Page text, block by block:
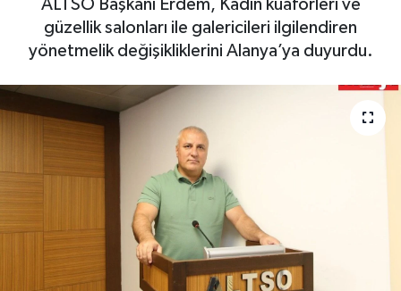
ALTSO Başkanı Erdem, Kadın kuaförleri ve
güzellik salonları ile galericileri ilgilendiren
yönetmelik değişikliklerini Alanya’ya duyurdu.
Gizlilik İlkeleri - Privacy Policy
Gündem
Politika
Turizm